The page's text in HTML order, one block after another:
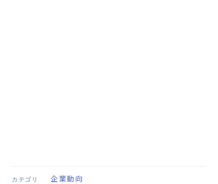
カテゴリ 企業動向